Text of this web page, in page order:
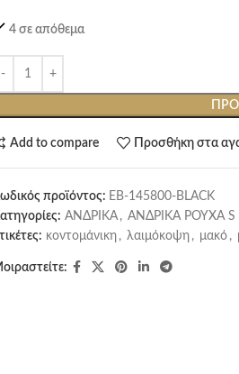
4 σε απόθεμα
Add to compare Προσθήκη στα
προϊόντος: EB-145800-BLACK
ΑΝΔΡΙΚΑ , ΑΝΔΡΙΚΑ ΡΟΥΧΑ S
κοντομάνικη , λαιμόκοψη , μακό ,